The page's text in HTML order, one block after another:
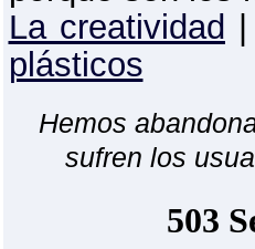
La creatividad
plásticos
Hemos
sufren los